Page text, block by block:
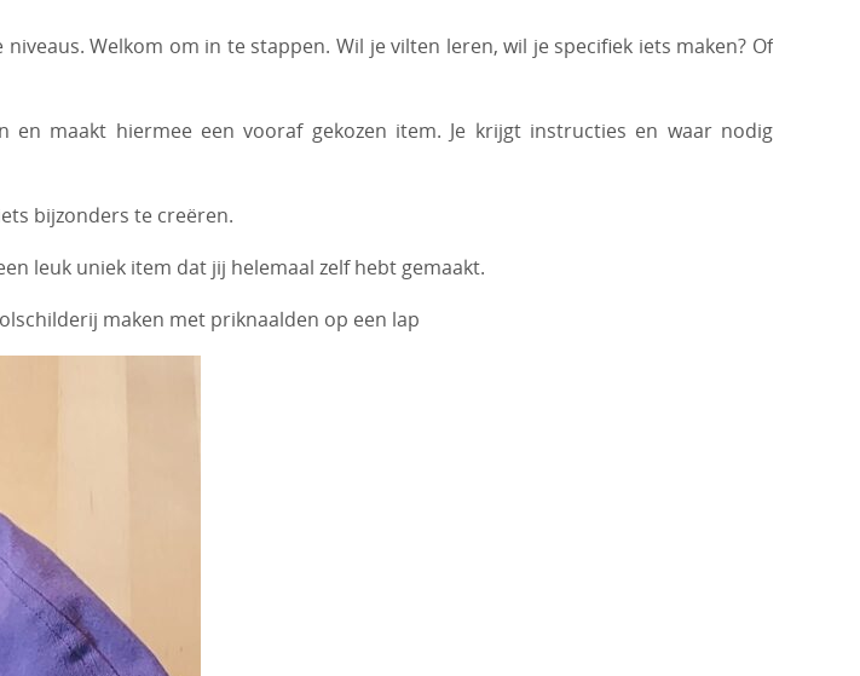
Welkom om in te stappen. Wil je vilten leren, wil je specifiek iets maken? Of
maakt hiermee een vooraf gekozen item. Je krijgt instructies en waar nodig
bijzonders te creëren.
leuk uniek item dat jij helemaal zelf hebt gemaakt.
maken met priknaalden op een lap